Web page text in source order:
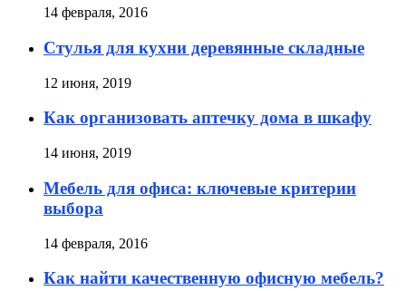
14 февраля, 2016
Стулья для кухни деревянные складные
12 июня, 2019
Как организовать аптечку дома в шкафу
14 июня, 2019
Мебель для офиса: ключевые критерии
выбора
14 февраля, 2016
Как найти качественную офисную мебель?